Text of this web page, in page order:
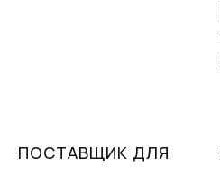
ПОСТАВЩИК ДЛЯ